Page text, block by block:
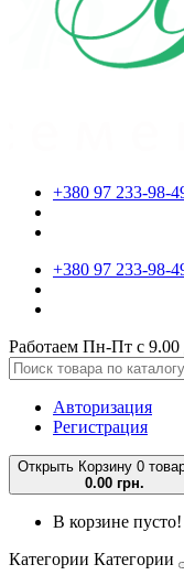
+380 97 233-98-
+380 97 233-98-
Работаем Пн-Пт с
Авторизация
Регистрация
Открыть Корзину 0
0.00 грн.
В корзине пусто!
Категории Категории